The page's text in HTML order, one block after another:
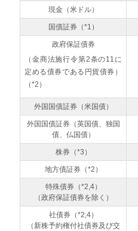
現金（米ドル）
国債証券（*1）
政府保証債券
（金商法施行令第2条の11に
定める債券である円貨債券）
（*2）
外国国債証券（米国債）
外国国債証券（英国債、独国
債、仏国債）
株券（*3）
地方債証券（*2）
特殊債券（*2,4）
（政府保証債券を除く）
社債券（*2,4）
（新株予約権付社債券及び交